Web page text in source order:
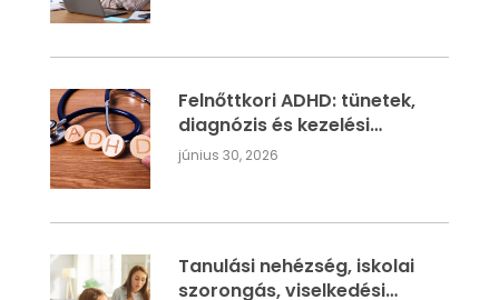
Felnőttkori ADHD: tünetek,
diagnózis és kezelési
lehetőségek
június 30, 2026
Tanulási nehézség, iskolai
szorongás, viselkedési